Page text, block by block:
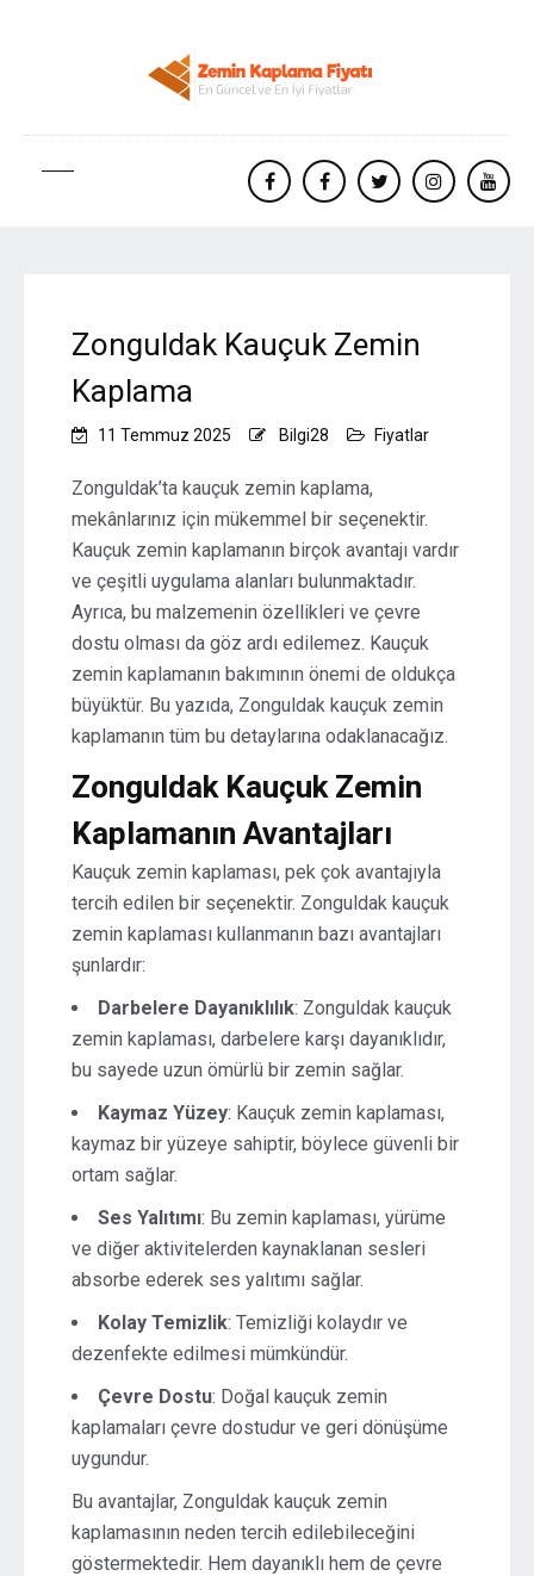
facebookFacebooktwitterinstagram
Zonguldak Kauçuk Zemin
Kaplama
11 Temmuz 2025 Bilgi28 Fiyatlar
Zonguldak’ta kauçuk zemin kaplama,
mekânlarınız için mükemmel bir seçenektir.
Kauçuk zemin kaplamanın birçok avantajı vardır
ve çeşitli uygulama alanları bulunmaktadır.
Ayrıca, bu malzemenin özellikleri ve çevre
dostu olması da göz ardı edilemez. Kauçuk
zemin kaplamanın bakımının önemi de oldukça
büyüktür. Bu yazıda, Zonguldak kauçuk zemin
kaplamanın tüm bu detaylarına odaklanacağız.
Zonguldak Kauçuk Zemin
Kaplamanın Avantajları
Kauçuk zemin kaplaması, pek çok avantajıyla
tercih edilen bir seçenektir. Zonguldak kauçuk
zemin kaplaması kullanmanın bazı avantajları
şunlardır:
Darbelere Dayanıklılık: Zonguldak kauçuk
zemin kaplaması, darbelere karşı dayanıklıdır,
bu sayede uzun ömürlü bir zemin sağlar.
Kaymaz Yüzey: Kauçuk zemin kaplaması,
kaymaz bir yüzeye sahiptir, böylece güvenli bir
ortam sağlar.
Ses Yalıtımı: Bu zemin kaplaması, yürüme
ve diğer aktivitelerden kaynaklanan sesleri
absorbe ederek ses yalıtımı sağlar.
Kolay Temizlik: Temizliği kolaydır ve
dezenfekte edilmesi mümkündür.
Çevre Dostu: Doğal kauçuk zemin
kaplamaları çevre dostudur ve geri dönüşüme
uygundur.
Bu avantajlar, Zonguldak kauçuk zemin
kaplamasının neden tercih edilebileceğini
göstermektedir. Hem dayanıklı hem de çevre